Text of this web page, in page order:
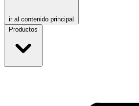
ir al contenido principal
Productos